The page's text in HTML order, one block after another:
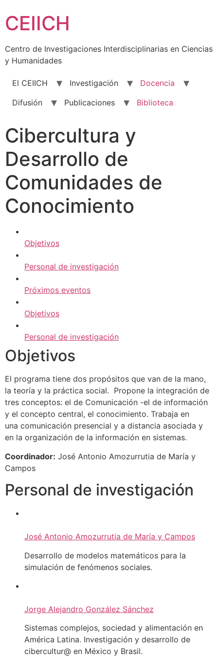
to
content
CEIICH
Centro de Investigaciones Interdisciplinarias en Ciencias
y Humanidades
El CEIICH Investigación
Docencia
Difusión
Publicaciones Biblioteca
Cibercultura y
Desarrollo de
Comunidades de
Conocimiento
Objetivos
Personal de investigación
Próximos eventos
Objetivos
Personal de investigación
Objetivos
El programa tiene dos propósitos que van de la mano,
la teoría y la práctica social. Propone la integración de
tres conceptos: el de Comunicación -el de información
y el concepto central, el conocimiento. Trabaja en
una comunicación presencial y a distancia asociada y
en la organización de la información en sistemas.
Coordinador: José Antonio Amozurrutia de María y
Campos
Personal de investigación​
José Antonio Amozurrutia de María y Campos
Desarrollo de modelos matemáticos para la
simulación de fenómenos sociales.
Jorge Alejandro González Sánchez
Sistemas complejos, sociedad y alimentación en
América Latina. Investigación y desarrollo de
cibercultur@ en México y Brasil.